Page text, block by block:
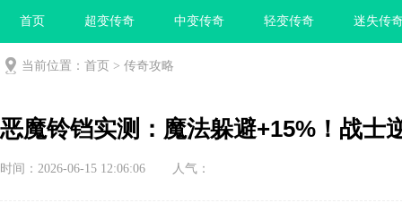
首页 超变传奇 中变传奇 轻变传奇 迷失传
当前位置： 首页 > 传奇攻略
恶魔铃铛实测：魔法躲避+15%！战士
时间：2026-06-15 12:06:06 人气：